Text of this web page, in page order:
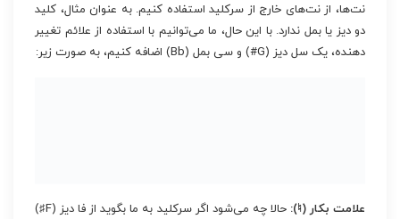
نت‌ها، از نت‌های خارج از سرکلید استفاده کنیم. به عنوان مثال، کلید
دو دیز یا بمل ندارد. با این حال، ما می‌توانیم با استفاده از علائم تغییر
دهنده، یک سل دیز (G#) و سی بمل (Bb) اضافه کنیم، به صورت زیر:
علامت بکار (♮):
حالا چه می‌شود اگر سرکلید به ما بگوید از فا دیز (F♯)